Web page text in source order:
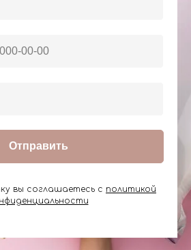
Отправить
вы соглашаетесь с политикой